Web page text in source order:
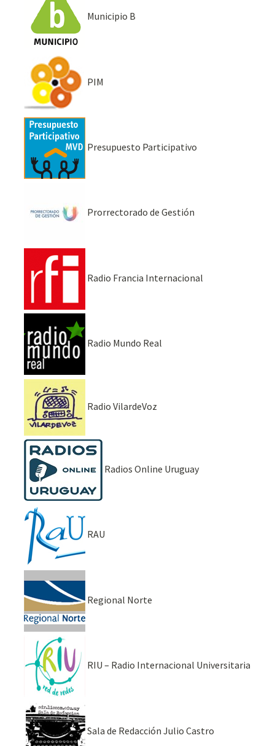
Municipio B
PIM
Presupuesto Participativo
Prorrectorado de Gestión
Radio Francia Internacional
Radio Mundo Real
Radio VilardeVoz
Radios Online Uruguay
RAU
Regional Norte
RIU – Radio Internacional Universitaria
Sala de Redacción Julio Castro